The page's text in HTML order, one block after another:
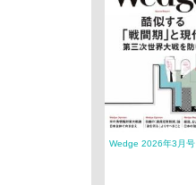
Wedge 2026年3月号